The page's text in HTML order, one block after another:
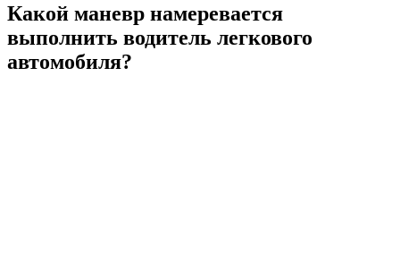
Какой маневр намеревается
выполнить водитель легкового
автомобиля?